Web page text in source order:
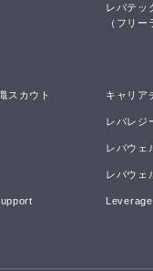
レバテッ
（フリ
スカウト キャリア
レバレジ
レバウェ
レバウェ